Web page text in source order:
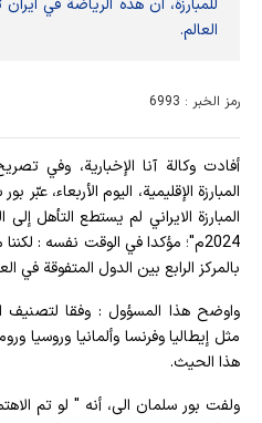
للمبارزة، ان هذه الرياضة في
العالم.
رمز الخبر : 6993
أفادت وکالة آنا الإخباریة، وفي
المبارزة الإقليمية، اليوم الأربعاء،
المبارزة الايراني لم يستطع التأهل
2024م"؛ مؤكدا في الوقت نفسه :
بالمركز الرابع بين الدول المتفوقة في
واوضح هذا المسؤول : وفقا لتصنيف
مثل إيطاليا وفرنسا وألمانيا وروسيا
هذا الحيث.
ولفت بور سلمان الى، أنه " لو تم